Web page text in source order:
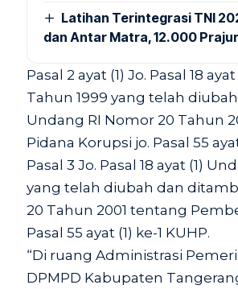
Latihan Terintegrasi TNI
dan Antar Matra, 12.000
Pasal 2 ayat (1) Jo. Pasal 18
Tahun 1999 yang telah
Undang RI Nomor 20 Tahun
Pidana Korupsi jo. Pasal 55
Pasal 3 Jo. Pasal 18 ayat (1)
yang telah diubah dan
20 Tahun 2001 tentang
Pasal 55 ayat (1) ke-1 KUHP.
“Di ruang Administrasi
DPMPD Kabupaten